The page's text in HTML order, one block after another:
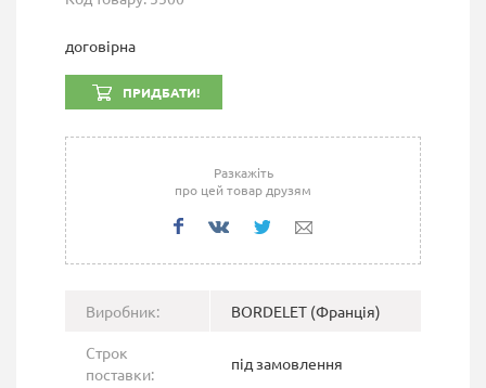
договірна
ПРИДБАТИ!
Разкажіть
про цей товар друзям
Виробник: BORDELET (Франція)
Строк
поставки:
під замовлення